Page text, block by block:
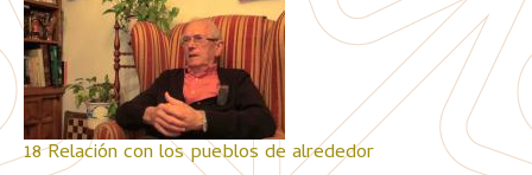
18 Relación con los pueblos de alrededor